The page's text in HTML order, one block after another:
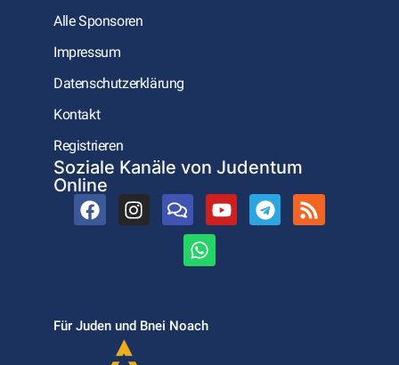
Alle Sponsoren
Impressum
Datenschutzerklärung
Kontakt
Registrieren
Soziale Kanäle von Judentum
Online
Für Juden und Bnei Noach